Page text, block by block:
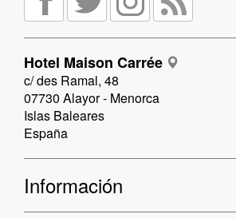
Hotel Maison Carrée
c/ des Ramal, 48
07730 Alayor - Menorca
Islas Baleares
España
Información